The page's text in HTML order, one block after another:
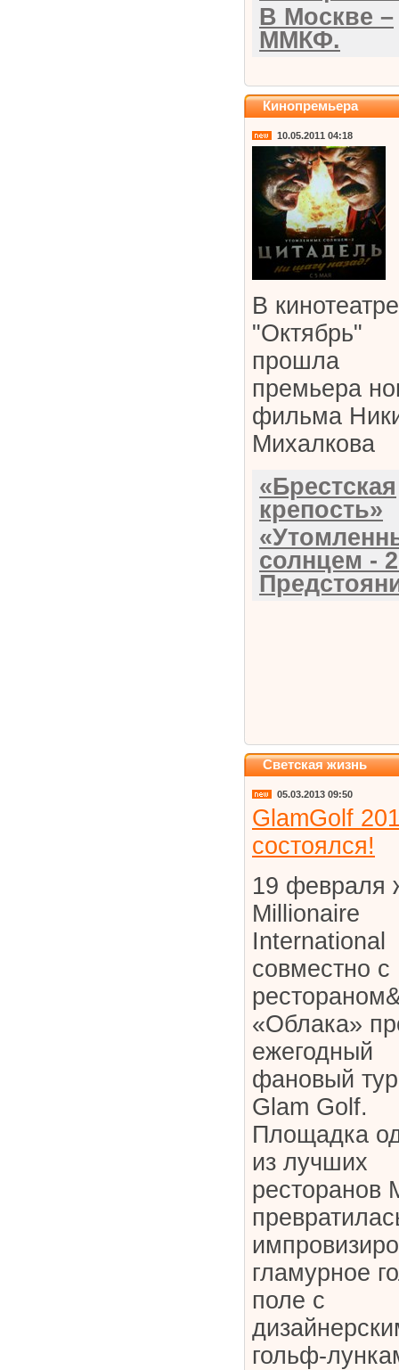
В Москве –
ММКФ.
Кинопремьера
10.05.2011 04:18
В кинотеатре
"Октябрь"
прошла
премьера
фильма
Михалкова
«Брестская
крепость»
солнцем -
Светская жизнь
05.03.2013 09:50
GlamGolf
состоялся!
19 февраля
Millionaire
International
совместно с
«Облака»
ежегодный
фановый
Glam Golf.
Площадка
из лучших
ресторанов
гламурное
поле с
гольф-